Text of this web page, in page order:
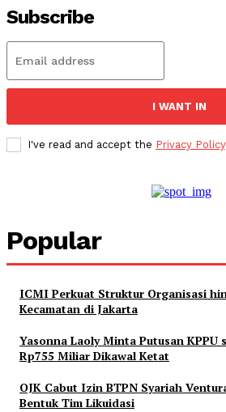
Subscribe
I WANT IN
I've read and accept the Privacy Policy
Popular
ICMI Perkuat Struktur Organisasi
Kecamatan di Jakarta
Yasonna Laoly Minta Putusan KPPU
Rp755 Miliar Dikawal Ketat
OJK Cabut Izin BTPN Syariah
Bentuk Tim Likuidasi